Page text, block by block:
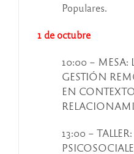
Populares.
1 de octubre
10:00 – MESA:
GESTIÓN
EN
13:00 –